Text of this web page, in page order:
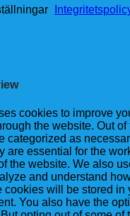
cookies to improve
the website. Out
categorized as
are essential for the
the website. We also
and understand
cookies will be stored in
You also have the